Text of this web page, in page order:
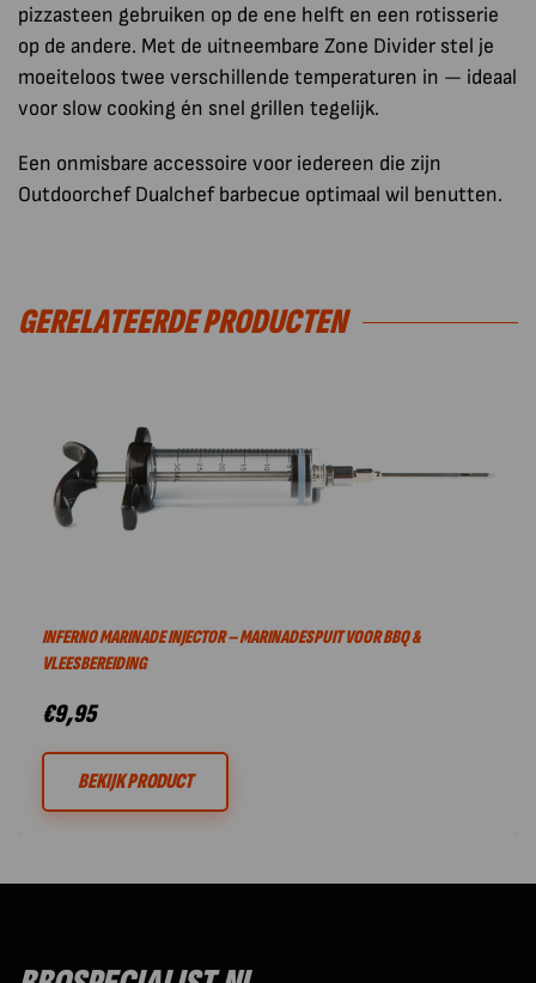
pizzasteen gebruiken op de ene helft en een rotisserie
op de andere. Met de uitneembare Zone Divider stel je
moeiteloos twee verschillende temperaturen in — ideaal
voor slow cooking én snel grillen tegelijk.
Een onmisbare accessoire voor iedereen die zijn
Outdoorchef Dualchef barbecue optimaal wil benutten.
GERELATEERDE PRODUCTEN
INFERNO MARINADE INJECTOR – MARINADESPUIT VOOR BBQ &
VLEESBEREIDING
€9,95
BEKIJK PRODUCT